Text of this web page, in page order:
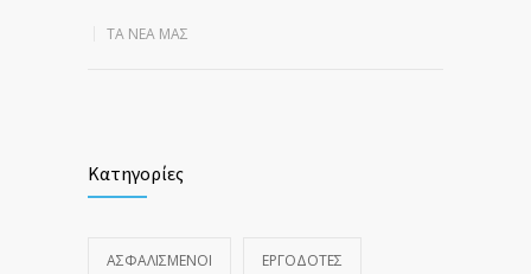
ΤΑ ΝΈΑ ΜΑΣ
Κατηγορίες
ΑΣΦΑΛΙΣΜΕΝΟΙ ΕΡΓΟΔΟΤΕΣ